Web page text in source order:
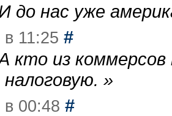
до нас уже
11:25 #
кто из
»
00:48 #